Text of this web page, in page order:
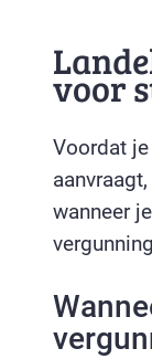
voor
Voordat
wanneer